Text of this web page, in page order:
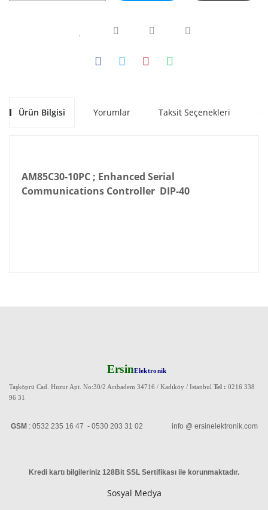
Ürün Bilgisi Yorumlar Taksit Seçenekleri
AM85C30-10PC ; Enhanced Serial
Communications Controller DIP-40
ErsinElektronik
Taşköprü Cad. Huzur Apt. No:30/2 Acıbadem 34716 / Kadıköy / Istanbul Tel : 0216 338
96 31
GSM : 0532 235 16 47 - 0530 203 31 02 info @ ersinelektronik.com
Kredi kartı bilgileriniz 128Bit SSL Sertifikası ile korunmaktadır.
Sosyal Medya